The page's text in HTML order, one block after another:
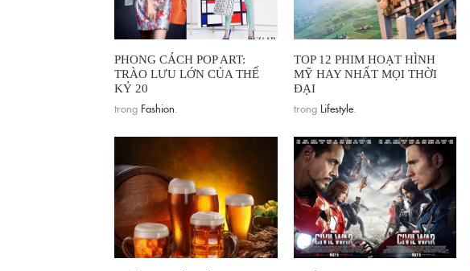
PHONG CÁCH POP ART:
TRÀO LƯU LỚN CỦA THẾ
KỶ 20
trong Fashion
TOP 12 PHIM HOẠT HÌNH
MỸ HAY NHẤT MỌI THỜI
ĐẠI
trong Lifestyle.